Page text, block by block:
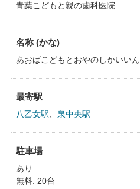
青葉こどもと親の歯科医院
名称 (かな)
あおばこどもとおやのしかいいん
最寄駅
八乙女駅 泉中央駅
駐車場
あり
無料: 20台